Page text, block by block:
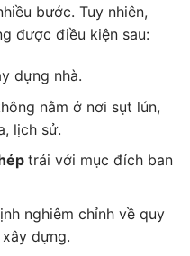
bước. Tuy nhiên,
được điều kiện sau:
dựng nhà.
nằm ở nơi sụt lún,
lịch sử.
trái với mục đích ban
nghiêm chỉnh về quy
dựng.